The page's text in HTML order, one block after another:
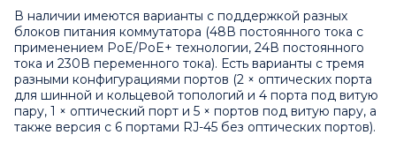
В наличии имеются варианты с поддержкой разных
блоков питания коммутатора (48В постоянного тока с
применением PoE/PoE+ технологии, 24В постоянного
тока и 230В переменного тока). Есть варианты с тремя
разными конфигурациями портов (2 × оптических порта
для шинной и кольцевой топологий и 4 порта под витую
пару, 1 × оптический порт и 5 × портов под витую пару, а
также версия с 6 портами RJ-45 без оптических портов).